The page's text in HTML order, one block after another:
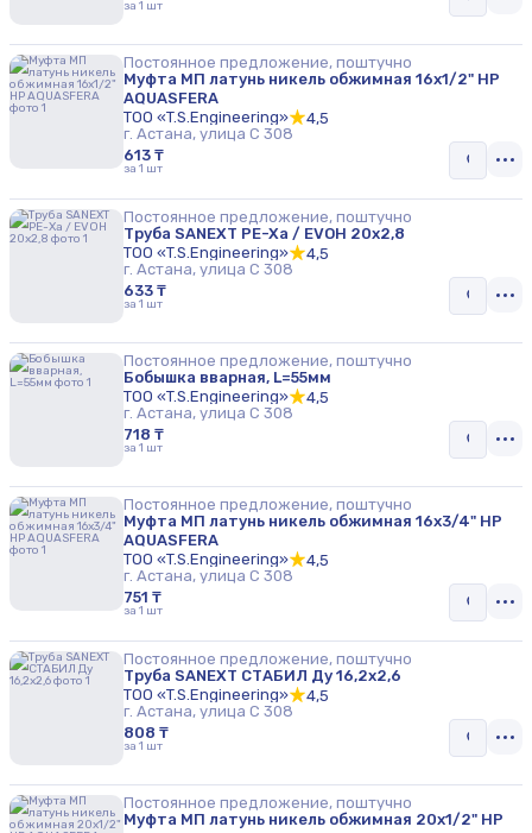
за 1 шт
Постоянное предложение, поштучно
Муфта МП латунь никель обжимная 16х1/2" НР
AQUASFERA
ТОО «T.S.Engineering»
4,5
г. Астана, улица С 308
613 ₸
за 1 шт
Постоянное предложение, поштучно
Труба SANEXT PE-Xa / EVOH 20х2,8
ТОО «T.S.Engineering»
4,5
г. Астана, улица С 308
633 ₸
за 1 шт
Постоянное предложение, поштучно
Бобышка вварная, L=55мм
ТОО «T.S.Engineering»
4,5
г. Астана, улица С 308
718 ₸
за 1 шт
Постоянное предложение, поштучно
Муфта МП латунь никель обжимная 16х3/4" НР
AQUASFERA
ТОО «T.S.Engineering»
4,5
г. Астана, улица С 308
751 ₸
за 1 шт
Постоянное предложение, поштучно
Труба SANEXT СТАБИЛ Ду 16,2х2,6
ТОО «T.S.Engineering»
4,5
г. Астана, улица С 308
808 ₸
за 1 шт
Постоянное предложение, поштучно
Муфта МП латунь никель обжимная 20х1/2" НР